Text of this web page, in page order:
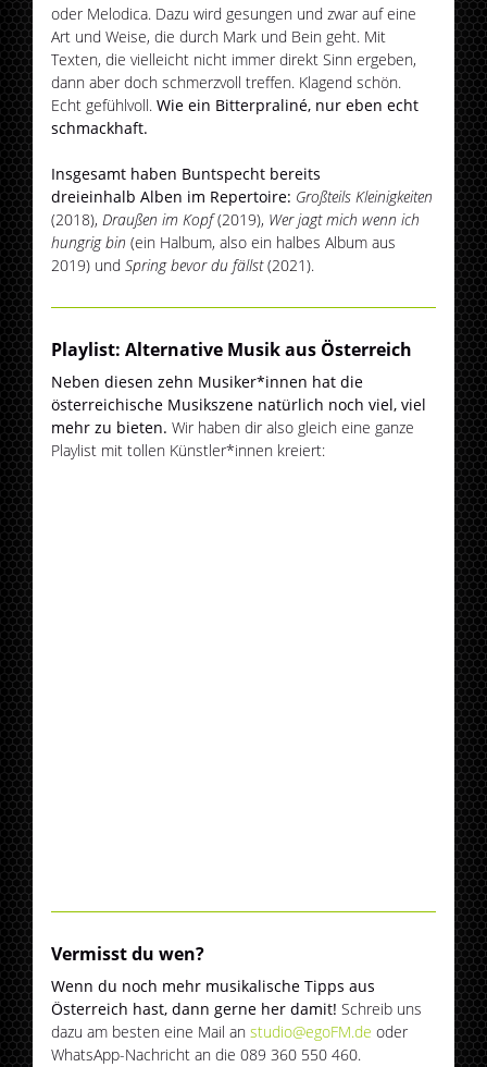
oder Melodica. Dazu wird gesungen und zwar auf eine
Art und Weise, die durch Mark und Bein geht. Mit
Texten, die vielleicht nicht immer direkt Sinn ergeben,
dann aber doch schmerzvoll treffen. Klagend schön.
Echt gefühlvoll.Wie ein Bitterpraliné, nur eben echt
schmackhaft.
Insgesamt haben Buntspecht bereits
dreieinhalb Alben im Repertoire: Großteils Kleinigkeiten
(2018),Draußen im Kopf(2019), Wer jagt mich wenn ich
hungrig bin (ein Halbum, also ein halbes Album aus
2019) undSpring bevor du fällst(2021).
Playlist: Alternative Musik aus Österreich
Neben diesen zehn Musiker*innen hat die
österreichische Musikszene natürlich noch viel, viel
mehr zu bieten.Wir haben dir also gleich eine ganze
Playlist mit tollen Künstler*innen kreiert:
Vermisst du wen?
Wenn du noch mehr musikalische Tipps aus
Österreich hast, dann gerne her damit! Schreib uns
dazu am besten eine Mail anstudio@egoFM.de oder
WhatsApp-Nachricht an die 089 360 550 460.